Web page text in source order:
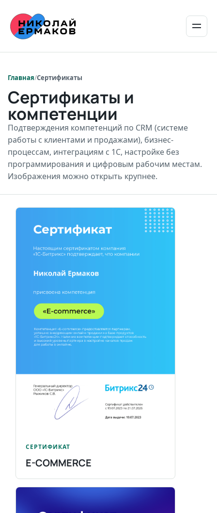
/Сертификаты
Сертификаты и
компетенции
Подтверждения компетенций по CRM (системе
работы с клиентами и продажами), бизнес-
процессам, интеграциям с 1С, настройке без
программирования и цифровым рабочим местам.
Изображения можно открыть крупнее.
СЕРТИФИКАТ
E-COMMERCE